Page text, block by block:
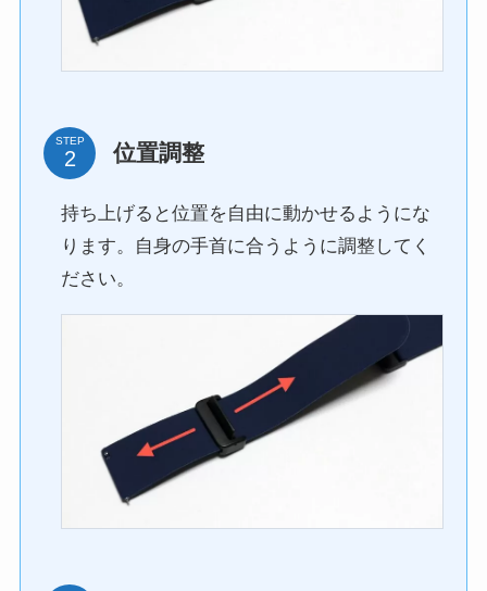
STEP 位置調整
持ち上げると位置を自由に動かせるようにな
ります。自身の手首に合うように調整してく
ださい。